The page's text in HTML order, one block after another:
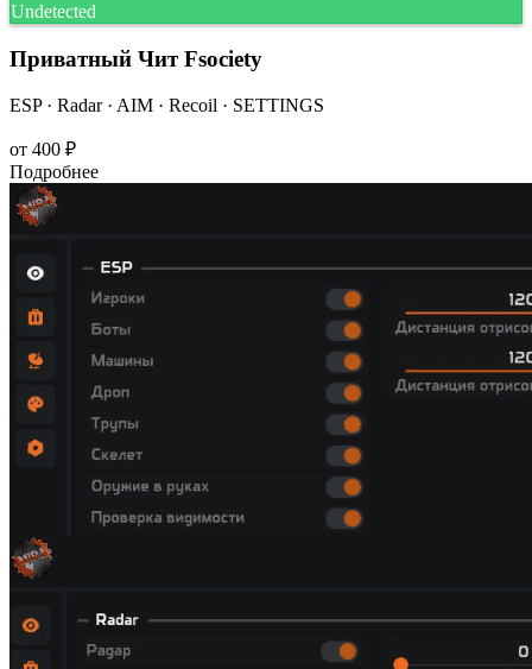
Undetected
Приватный Чит Fsociety
ESP · Radar · AIM · Recoil · SETTINGS
от 400 ₽
Подробнее